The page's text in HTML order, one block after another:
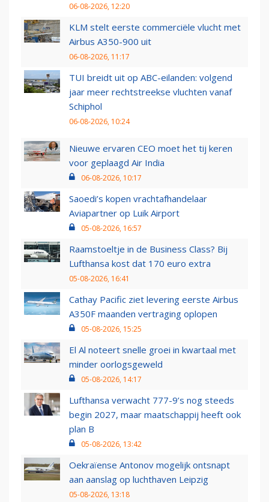
06-08-2026, 12:20
KLM stelt eerste commerciële vlucht met
Airbus A350-900 uit
06-08-2026, 11:17
TUI breidt uit op ABC-eilanden: volgend
jaar meer rechtstreekse vluchten vanaf
Schiphol
06-08-2026, 10:24
Nieuwe ervaren CEO moet het tij keren
voor geplaagd Air India
06-08-2026, 10:17
Saoedi’s kopen vrachtafhandelaar
Aviapartner op Luik Airport
05-08-2026, 16:57
Raamstoeltje in de Business Class? Bij
Lufthansa kost dat 170 euro extra
05-08-2026, 16:41
Cathay Pacific ziet levering eerste Airbus
A350F maanden vertraging oplopen
05-08-2026, 15:25
El Al noteert snelle groei in kwartaal met
minder oorlogsgeweld
05-08-2026, 14:17
Lufthansa verwacht 777-9’s nog steeds
begin 2027, maar maatschappij heeft ook
plan B
05-08-2026, 13:42
Oekraïense Antonov mogelijk ontsnapt
aan aanslag op luchthaven Leipzig
05-08-2026, 13:18